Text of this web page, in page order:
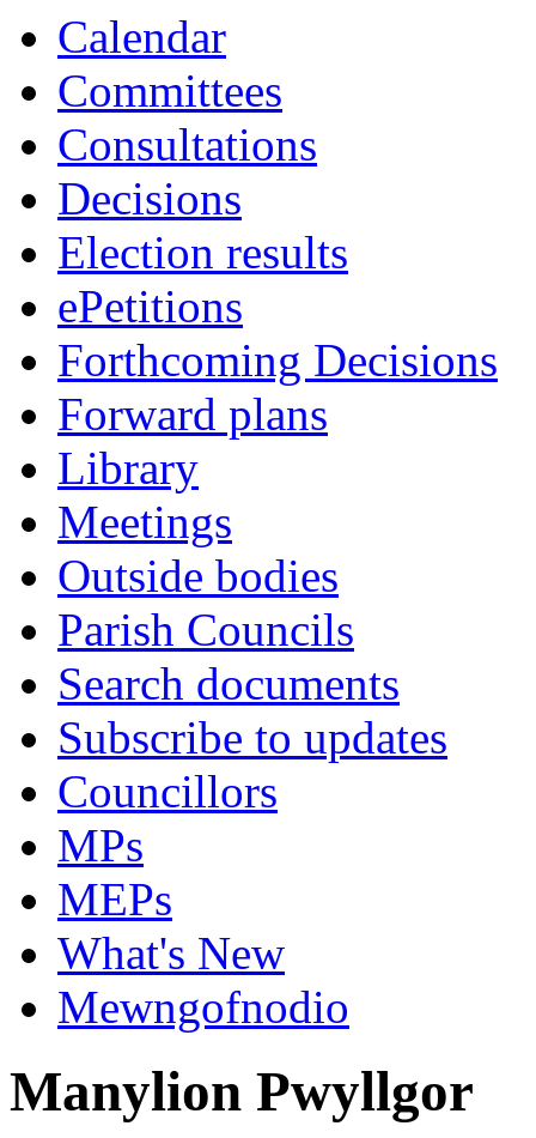
Calendar
Committees
Consultations
Decisions
Election results
ePetitions
Forthcoming Decisions
Forward plans
Library
Meetings
Outside bodies
Parish Councils
Search documents
Subscribe to updates
Councillors
MPs
MEPs
What's New
Mewngofnodio
Manylion Pwyllgor